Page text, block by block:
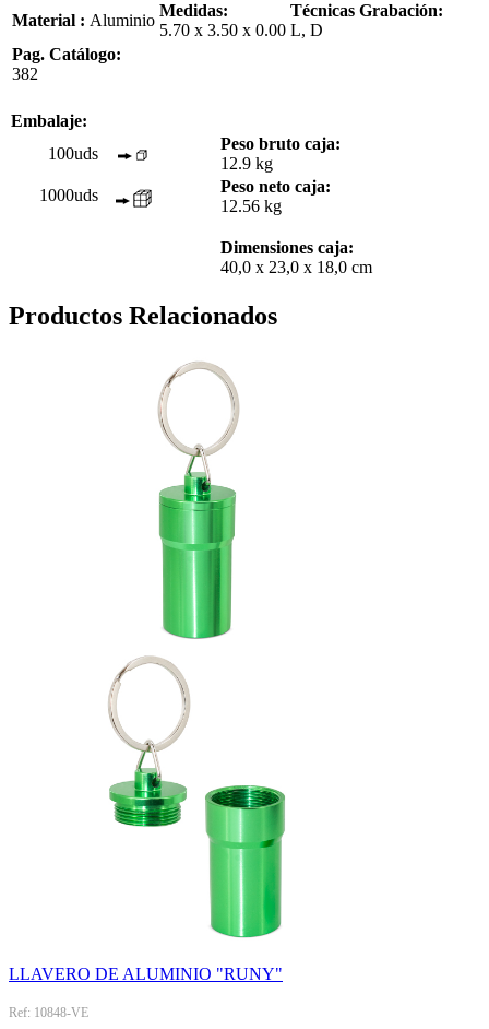
Material : Aluminio
Medidas:
5.70 x 3.50 x 0.00
Técnicas Grabación:
L, D
Pag. Catálogo:
382
Embalaje:
100uds
Peso bruto caja:
12.9 kg
1000uds
Peso neto caja:
12.56 kg
Dimensiones caja:
40,0 x 23,0 x 18,0 cm
Productos Relacionados
LLAVERO DE ALUMINIO "RUNY"
Ref: 10848-VE